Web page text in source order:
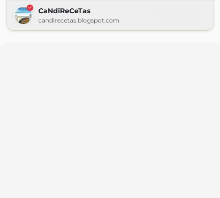
CaNdiReCeTas
candirecetas.blogspot.com